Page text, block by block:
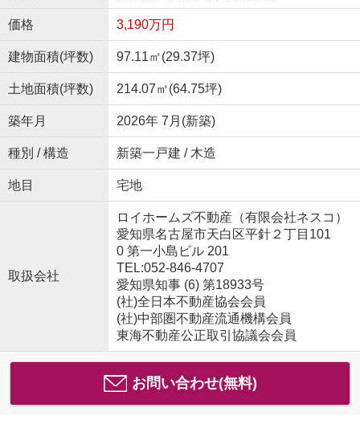
価格 3,190万円
建物面積(坪数) 97.11㎡(29.37坪)
土地面積(坪数) 214.07㎡(64.75坪)
築年月 2026年 7月(新築)
種別 / 構造 新築一戸建 / 木造
地目 宅地
取扱会社
ロイホームズ不動産（有限会社ネスコ）
愛知県名古屋市天白区平針２丁目101
0 第一小島ビル 201
TEL:052-846-4707
愛知県知事 (6) 第18933号
(社)全日本不動産協会会員
(社)中部圏不動産流通機構会員
東海不動産公正取引協議会会員
お問い合わせ(無料)